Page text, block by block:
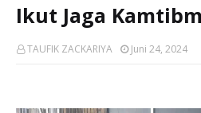
Ikut Jaga
TAUFIK ZACKARIYA Juni 24, 2024